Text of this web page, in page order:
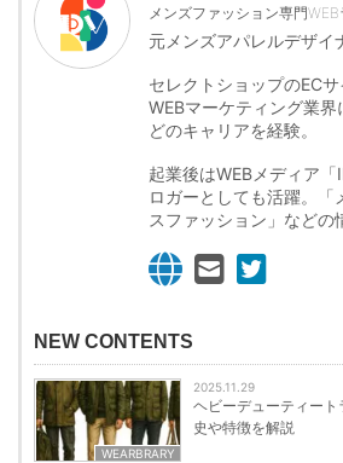
メンズファッション専門
元メンズアパレルデザイ
セレクトショップのECサ
WEBマーケティング業
どのキャリアを経験。
起業後はWEBメディア
ロガーとしても活躍。「
スファッション」などの
NEW CONTENTS
WEARBRARY
2025.11.29
ヘビーデューティー
史や特徴を解説